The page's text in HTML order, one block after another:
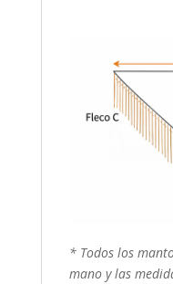
* Todos los
mano y las